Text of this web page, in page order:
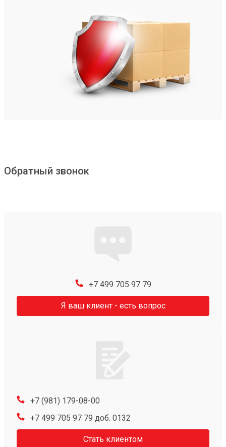
Обратный звонок
+7 499 705 97 79
Я ваш клиент - есть вопрос
+7 (981) 179-08-00
+7 499 705 97 79 доб. 0132
Стать клиентом